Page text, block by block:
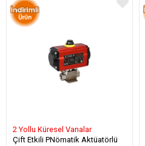
2 Yollu Küresel Vanalar
Çift Etkili PNömatik Aktüatörlü